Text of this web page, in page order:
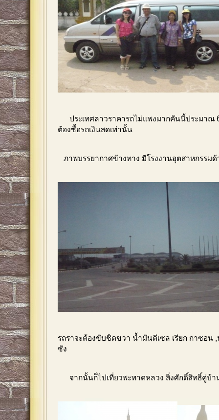
ประเทศลาวราคารถไม่แพงมากคันนี้ประมาณ
ต้องซื้อรถเงินสดเท่านั้น
ภาพบรรยากาศข้างทาง มีโรงงานอุตสาหกรรมด้
รถราจะต้องขับชิดขวา น้ำมันดีเซล เรียก กาซอน
ซัง
จากนั้นก็ไปเที่ยวพะทาดหลวง สิ่งศักดิ์สิทธิ์คู่บ้า